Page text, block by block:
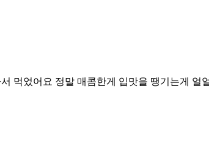
먹었어요 정말 매콤한게 입맛을 땡기는게 얼